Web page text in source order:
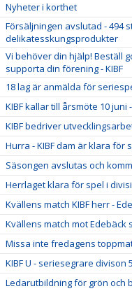
Nyheter i korthet
Försäljningen avslutad - 494
delikatesskungsprodukter
Vi behöver din hjälp! Beställ
supporta din förening - KIBF
18 lag är anmälda för
KIBF kallar till årsmöte 10 juni
KIBF bedriver
Hurra - KIBF dam är klara för
Säsongen avslutas och
Herrlaget klara för spel i
Kvällens match KIBF herr -
Kvällens match mot
Missa inte fredagens
KIBF U - seriesegrare divison 5
Ledarutbildning för grön och